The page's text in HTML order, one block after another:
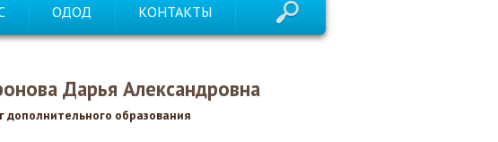
ОДОД КОНТАКТЫ
Дарья Александровна
дополнительного образования